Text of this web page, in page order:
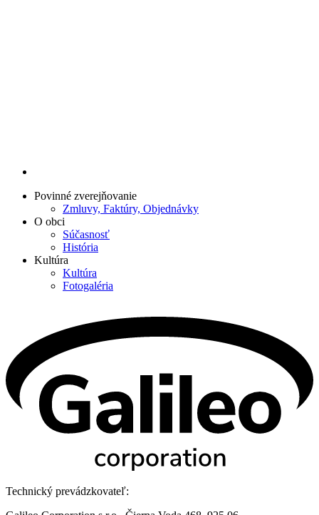
Povinné zverejňovanie
Zmluvy, Faktúry, Objednávky
O obci
Súčasnosť
História
Kultúra
Kultúra
Fotogaléria
Technický prevádzkovateľ: